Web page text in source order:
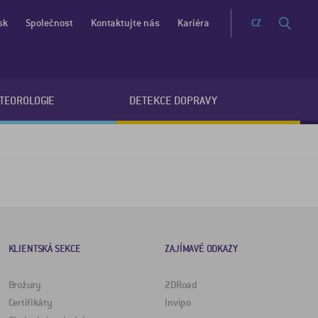
DETEKCE DOPRAVY
Společnost Kontaktujte nás Kariéra CZ
KLIENTSKÁ SEKCE
Brožury
Certifikáty
ZAJÍMAVÉ ODKAZY
2DRoad
Invipo